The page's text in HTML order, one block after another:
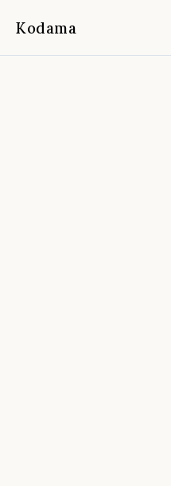
Kodama